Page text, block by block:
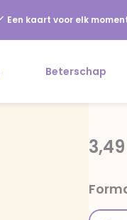
Een kaart voor elk
Beterschap
3,49